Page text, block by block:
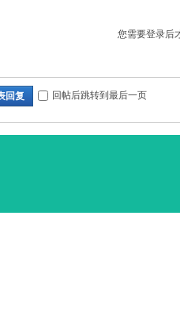
您需要登录后
回复 回帖后跳转到最后一页